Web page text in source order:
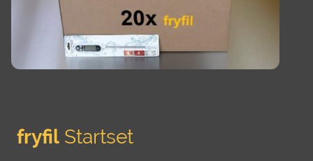
fryfil Startset